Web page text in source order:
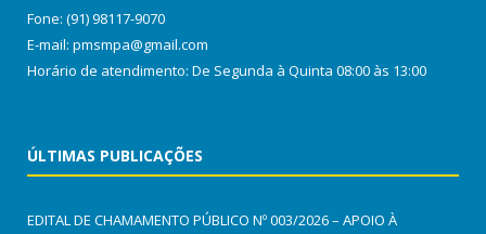
Fone: (91) 98117-9070
E-mail: pmsmpa@gmail.com
Horário de atendimento: De Segunda à Quinta 08:00 às 13:00
ÚLTIMAS PUBLICAÇÕES
EDITAL DE CHAMAMENTO PÚBLICO Nº 003/2026 – APOIO À